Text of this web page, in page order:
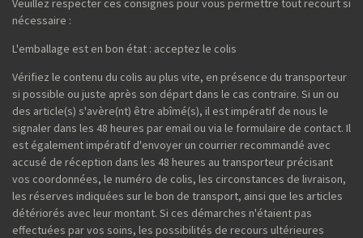
nécessaire :
L'emballage est en bon état : acceptez le colis
Vérifiez le contenu du colis au plus vite, en présence du transporteur
si possible ou juste après son départ dans le cas contraire. Si un ou
des article(s) s'avère(nt) être abîmé(s), il est impératif de nous le
signaler dans les 48 heures par email ou via le formulaire de contact. Il
est également impératif d'envoyer un courrier recommandé avec
accusé de réception dans les 48 heures au transporteur précisant
vos coordonnées, le numéro de colis, les circonstances de livraison,
les réserves indiquées sur le bon de transport, ainsi que les articles
détériorés avec leur montant. Si ces démarches n'étaient pas
effectuées par vos soins, les possibilités de recours ultérieures